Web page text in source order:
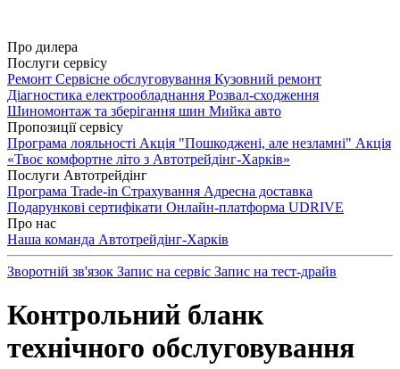
Про дилера
Послуги сервісу
Ремонт Сервісне обслуговування Кузовний ремонт
Діагностика електрообладнання Розвал-сходження
Шиномонтаж та зберігання шин Мийка авто
Пропозиції сервісу
Програма лояльності Акція "Пошкоджені, але незламні" Акція
«Твоє комфортне літо з Автотрейдінг-Харків»
Послуги Автотрейдінг
Програма Trade-in Страхування Адресна доставка
Подарункові сертифікати Онлайн-платформа UDRIVE
Про нас
Наша команда Автотрейдінг-Харків
Зворотній зв'язок Запис на сервіс Запис на тест-драйв
Контрольний бланк
технічного обслуговування